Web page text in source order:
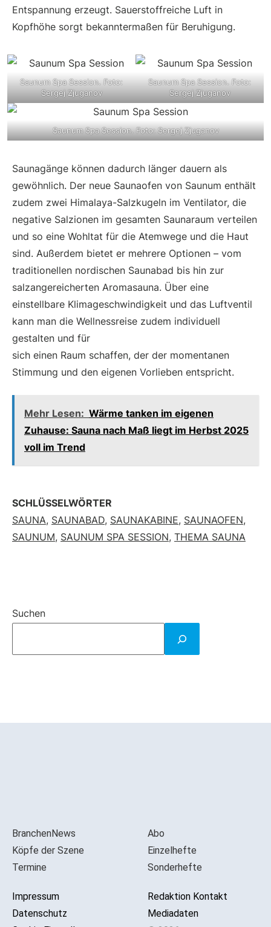
Entspannung erzeugt. Sauerstoffreiche Luft in
Kopfhöhe sorgt bekanntermaßen für Beruhigung.
Saunum Spa Session. Foto:
Sergej Zjuganov
Saunum Spa Session. Foto:
Sergej Zjuganov
Saunum Spa Session. Foto: Sergej Zjuganov
Saunagänge können dadurch länger dauern als
gewöhnlich. Der neue Saunaofen von Saunum enthält
zudem zwei Himalaya-Salzkugeln im Ventilator, die
negative Salzionen im gesamten Saunaraum verteilen
und so eine Wohltat für die Atemwege und die Haut
sind. Außerdem bietet er mehrere Optionen – vom
traditionellen nordischen Saunabad bis hin zur
salzangereicherten Aromasauna. Über eine
einstellbare Klimageschwindigkeit und das Luftventil
kann man die Wellnessreise zudem individuell
gestalten und für
sich einen Raum schaffen, der der momentanen
Stimmung und den eigenen Vorlieben entspricht.
Mehr Lesen: Wärme tanken im eigenen
Zuhause: Sauna nach Maß liegt im Herbst 2025
voll im Trend
SCHLÜSSELWÖRTER
SAUNA, SAUNABAD, SAUNAKABINE, SAUNAOFEN,
SAUNUM, SAUNUM SPA SESSION, THEMA SAUNA
Suchen
BranchenNews
Köpfe der Szene
Termine
Impressum
Datenschutz
Abo
Einzelhefte
Sonderhefte
Redaktion Kontakt
Mediadaten